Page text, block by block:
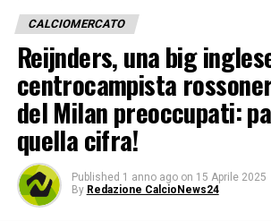
CALCIOMERCATO
Reijnders, una big
centrocampista
del Milan preoccupati:
quella cifra!
Published 1 anno ago on 15 Aprile 2025
By Redazione CalcioNews24